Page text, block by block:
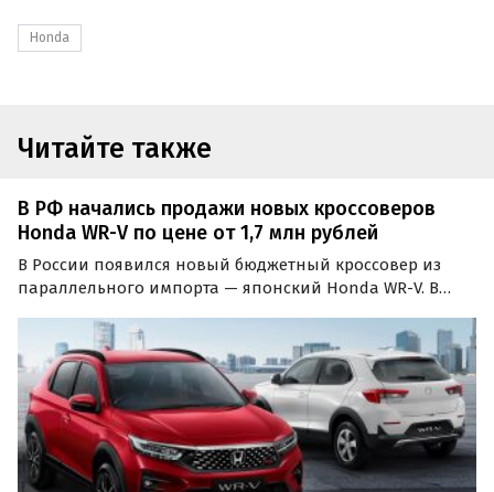
Honda
Читайте также
В РФ начались продажи новых кроссоверов
Honda WR-V по цене от 1,7 млн рублей
В России появился новый бюджетный кроссовер из
параллельного импорта — японский Honda WR-V. В
чем «Москвич 3», цены на который в комплектациях
2025 года выпуска стартуют от 1 765 000 рублей.